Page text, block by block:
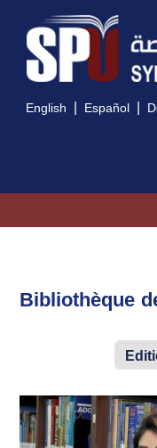
English | Español |
Bibliothèque